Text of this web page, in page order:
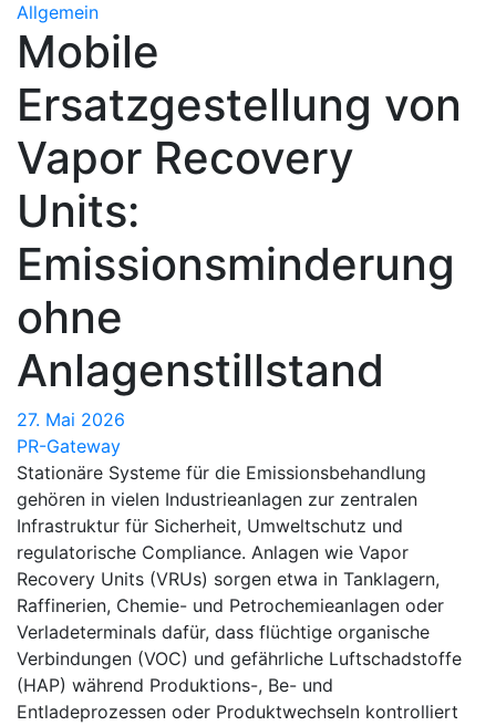
Allgemein
Mobile
Ersatzgestellung von
Vapor Recovery
Units:
Emissionsminderung
ohne
Anlagenstillstand
27. Mai 2026
PR-Gateway
Stationäre Systeme für die Emissionsbehandlung
gehören in vielen Industrieanlagen zur zentralen
Infrastruktur für Sicherheit, Umweltschutz und
regulatorische Compliance. Anlagen wie Vapor
Recovery Units (VRUs) sorgen etwa in Tanklagern,
Raffinerien, Chemie- und Petrochemieanlagen oder
Verladeterminals dafür, dass flüchtige organische
Verbindungen (VOC) und gefährliche Luftschadstoffe
(HAP) während Produktions-, Be- und
Entladeprozessen oder Produktwechseln kontrolliert